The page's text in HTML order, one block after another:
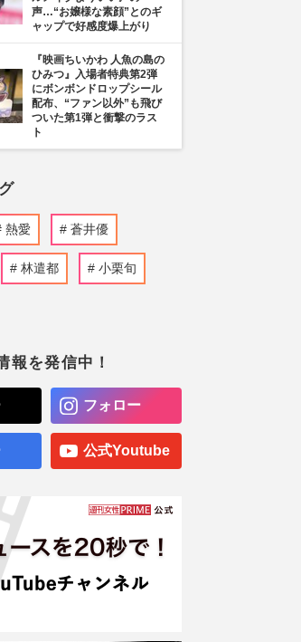
声…“お嬢様な素顔”とのギ
ャップで好感度爆上がり
『映画ちいかわ 人魚の島の
ひみつ』入場者特典第2弾
にボンボンドロップシール
配布、“ファン以外”も飛び
ついた第1弾と衝撃のラス
ト
熱愛 蒼井優
林遣都 小栗旬
報を発信中！
フォロー
公式Youtube